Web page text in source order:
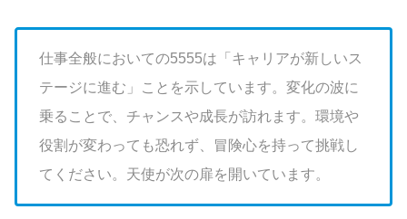
仕事全般においての5555は「キャリアが新しいス
テージに進む」ことを示しています。変化の波に
乗ることで、チャンスや成長が訪れます。環境や
役割が変わっても恐れず、冒険心を持って挑戦し
てください。天使が次の扉を開いています。